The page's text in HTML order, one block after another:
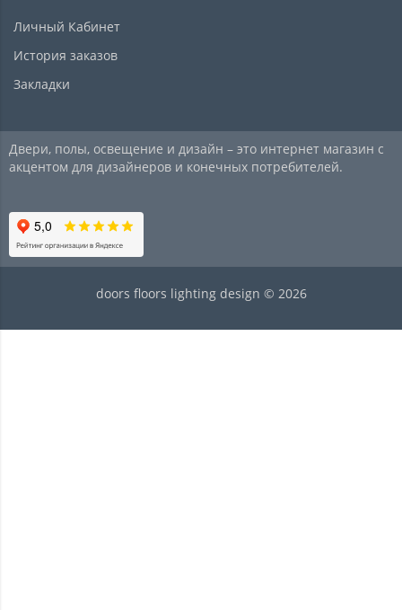
Личный Кабинет
История заказов
Закладки
Двери, полы, освещение и дизайн – это интернет магазин с
акцентом для дизайнеров и конечных потребителей.
doors floors lighting design © 2026